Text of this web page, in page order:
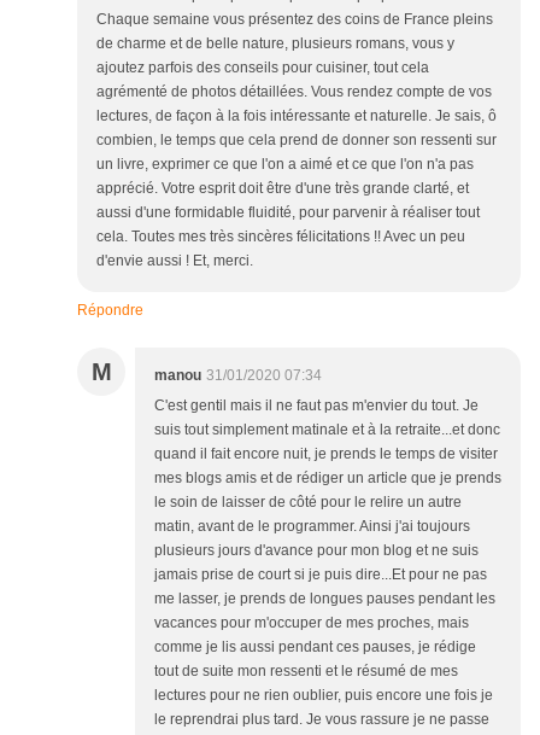
Chaque semaine vous présentez des coins de France pleins
de charme et de belle nature, plusieurs romans, vous y
ajoutez parfois des conseils pour cuisiner, tout cela
agrémenté de photos détaillées. Vous rendez compte de vos
lectures, de façon à la fois intéressante et naturelle. Je sais, ô
combien, le temps que cela prend de donner son ressenti sur
un livre, exprimer ce que l'on a aimé et ce que l'on n'a pas
apprécié. Votre esprit doit être d'une très grande clarté, et
aussi d'une formidable fluidité, pour parvenir à réaliser tout
cela. Toutes mes très sincères félicitations !! Avec un peu
d'envie aussi ! Et, merci.
Répondre
M manou 31/01/2020 07:34
C'est gentil mais il ne faut pas m'envier du tout. Je
suis tout simplement matinale et à la retraite...et donc
quand il fait encore nuit, je prends le temps de visiter
mes blogs amis et de rédiger un article que je prends
le soin de laisser de côté pour le relire un autre
matin, avant de le programmer. Ainsi j'ai toujours
plusieurs jours d'avance pour mon blog et ne suis
jamais prise de court si je puis dire...Et pour ne pas
me lasser, je prends de longues pauses pendant les
vacances pour m'occuper de mes proches, mais
comme je lis aussi pendant ces pauses, je rédige
tout de suite mon ressenti et le résumé de mes
lectures pour ne rien oublier, puis encore une fois je
le reprendrai plus tard. Je vous rassure je ne passe